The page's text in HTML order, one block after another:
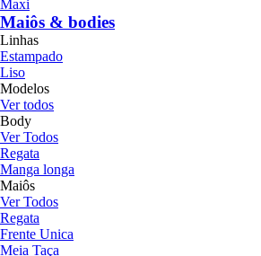
Maxi
Maiôs & bodies
Linhas
Estampado
Liso
Modelos
Ver todos
Body
Ver Todos
Regata
Manga longa
Maiôs
Ver Todos
Regata
Frente Unica
Meia Taça